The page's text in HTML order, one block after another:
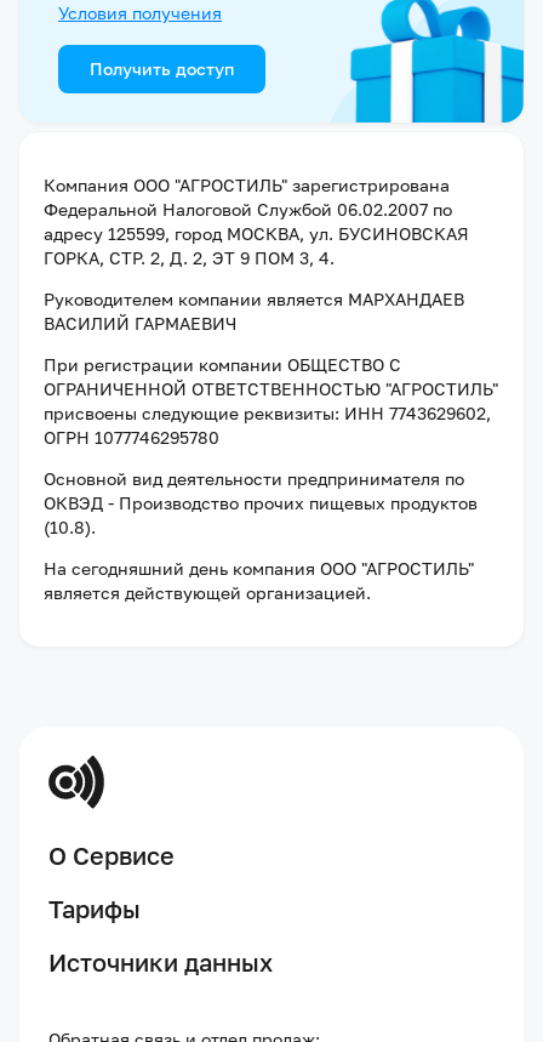
Условия получения
Получить доступ
Компания ООО "АГРОСТИЛЬ" зарегистрирована
Федеральной Налоговой Службой 06.02.2007 по
адресу 125599, город МОСКВА, ул. БУСИНОВСКАЯ
ГОРКА, СТР. 2, Д. 2, ЭТ 9 ПОМ 3, 4.
Руководителем компании является МАРХАНДАЕВ
ВАСИЛИЙ ГАРМАЕВИЧ
При регистрации компании ОБЩЕСТВО С
ОГРАНИЧЕННОЙ ОТВЕТСТВЕННОСТЬЮ "АГРОСТИЛЬ"
присвоены следующие реквизиты: ИНН 7743629602,
ОГРН 1077746295780
Основной вид деятельности предпринимателя по
ОКВЭД - Производство прочих пищевых продуктов
(10.8).
На сегодняшний день компания ООО "АГРОСТИЛЬ"
является действующей организацией.
О Сервисе
Тарифы
Источники данных